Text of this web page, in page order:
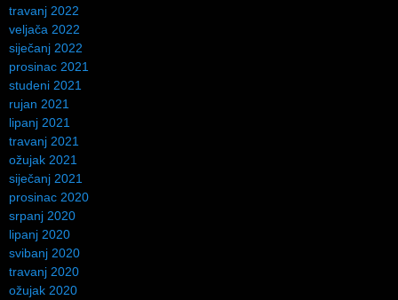
travanj 2022
veljača 2022
siječanj 2022
prosinac 2021
studeni 2021
rujan 2021
lipanj 2021
travanj 2021
ožujak 2021
siječanj 2021
prosinac 2020
srpanj 2020
lipanj 2020
svibanj 2020
travanj 2020
ožujak 2020